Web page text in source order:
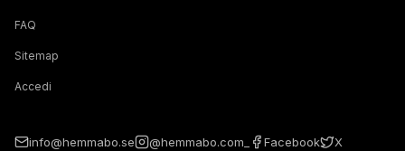
FAQ
Sitemap
Accedi
info@hemmabo.se @hemmabo.com_ Facebook
X